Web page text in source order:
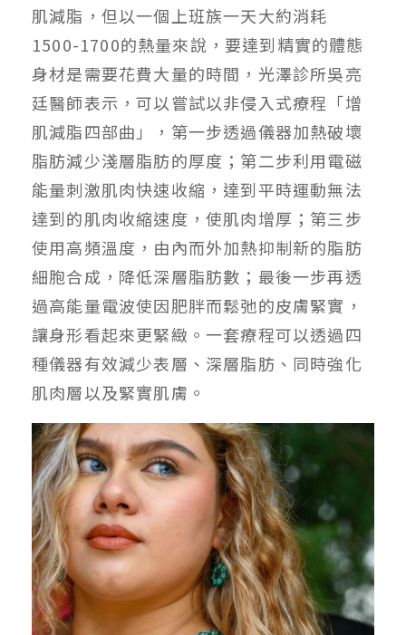
肌減脂，但以一個上班族一天大約消耗
1500-1700的熱量來說，要達到精實的體態
身材是需要花費大量的時間，光澤診所吳亮
廷醫師表示，可以嘗試以非侵入式療程「增
肌減脂四部曲」，第一步透過儀器加熱破壞
脂肪減少淺層脂肪的厚度；第二步利用電磁
能量刺激肌肉快速收縮，達到平時運動無法
達到的肌肉收縮速度，使肌肉增厚；第三步
使用高頻溫度，由內而外加熱抑制新的脂肪
細胞合成，降低深層脂肪數；最後一步再透
過高能量電波使因肥胖而鬆弛的皮膚緊實，
讓身形看起來更緊緻。一套療程可以透過四
種儀器有效減少表層、深層脂肪、同時強化
肌肉層以及緊實肌膚。